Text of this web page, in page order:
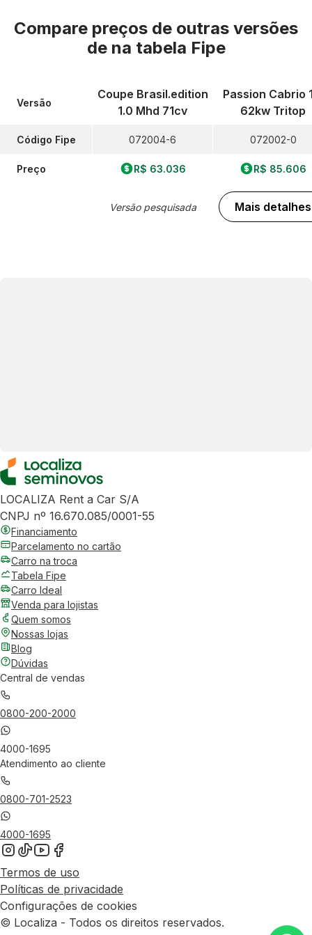
Compare preços de outras versões
de na tabela Fipe
Versão
Código Fipe
Preço
Coupe Brasil.edition
1.0 Mhd 71cv
072004-6
R$ 63.036
Versão pesquisada
Passion Cabrio
62kw Tritop
072002-0
R$ 85.606
Mais detalhes
LOCALIZA Rent a Car S/A
CNPJ nº 16.670.085/0001-55
Financiamento
Parcelamento no cartão
Carro na troca
Tabela Fipe
Carro Ideal
Venda para lojistas
Quem somos
Nossas lojas
Blog
Dúvidas
Central de vendas
0800-200-2000
4000-1695
Atendimento ao cliente
0800-701-2523
4000-1695
Termos de uso
Políticas de privacidade
Configurações de cookies
© Localiza - Todos os direitos reservados.